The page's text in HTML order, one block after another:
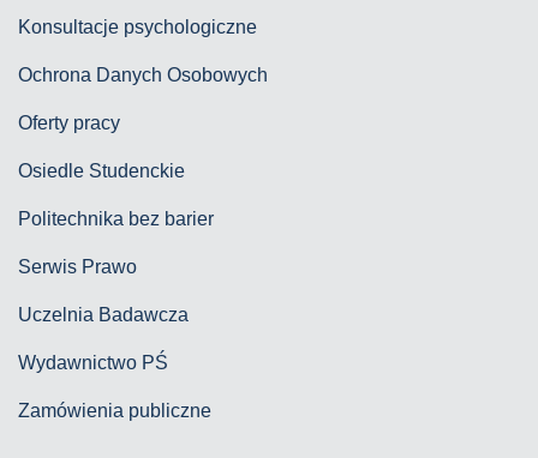
Konsultacje psychologiczne
Ochrona Danych Osobowych
Oferty pracy
Osiedle Studenckie
Politechnika bez barier
Serwis Prawo
Uczelnia Badawcza
Wydawnictwo PŚ
Zamówienia publiczne